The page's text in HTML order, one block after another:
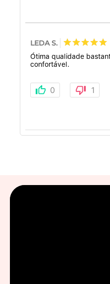
LEDA S.
Ótima qualidade
confortável.
0 1